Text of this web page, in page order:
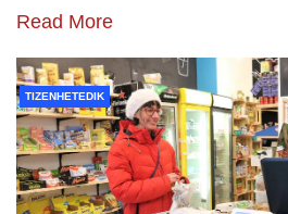
Read More
TIZENHETEDIK